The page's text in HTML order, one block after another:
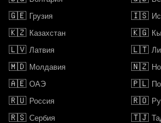
🇬🇪 Грузия 🇮🇸
🇰🇿 Казахстан 🇰🇬
🇱🇻 Латвия 🇱🇹
🇲🇩 Молдавия 🇳🇿
🇦🇪 ОАЭ 🇵🇱
🇷🇺 Россия 🇷🇴
🇷🇸 Сербия 🇹🇯